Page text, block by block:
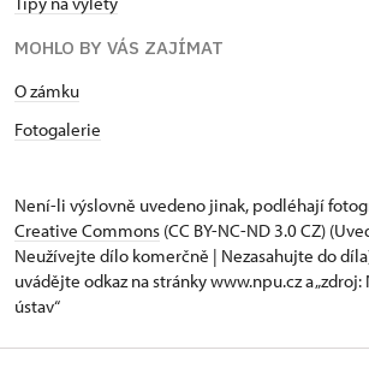
MOHLO BY VÁS ZAJÍMAT
O zámku
Fotogalerie
Není-li výslovně uvedeno jinak, podléhají
Creative Commons (CC BY-NC-ND 3.0 CZ)
Neužívejte dílo komerčně | Nezasahujte do
uvádějte odkaz na stránky www.npu.cz a
ústav“